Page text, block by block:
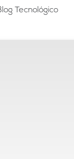
Tecnológico